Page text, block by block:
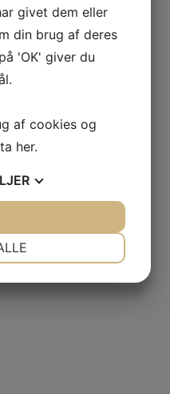
givet dem eller
din brug af deres
'OK' giver du
af cookies og
her.